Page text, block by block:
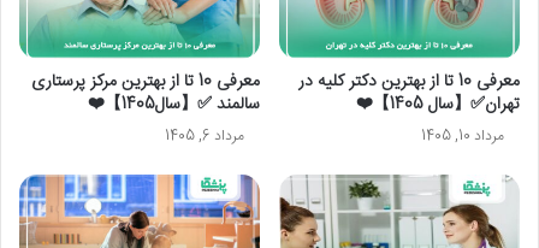
معرفی 10 تا از بهترین دکتر کلیه در
تهران✅【سال 1405】❤️
مرداد 10, 1405
معرفی 10 تا از بهترین مرکز پرستاری
سالمند ✅【سال1405】❤️
مرداد 6, 1405